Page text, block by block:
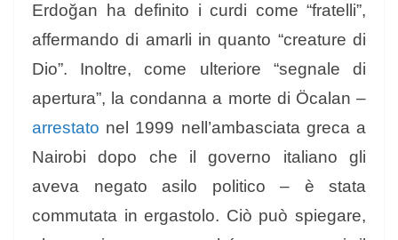
Erdoğan ha definito i curdi come “fratelli”,
affermando di amarli in quanto “creature di
Dio”. Inoltre, come ulteriore “segnale di
apertura”, la condanna a morte di Öcalan –
arrestato nel 1999 nell’ambasciata greca a
Nairobi dopo che il governo italiano gli
aveva negato asilo politico – è stata
commutata in ergastolo. Ciò può spiegare,